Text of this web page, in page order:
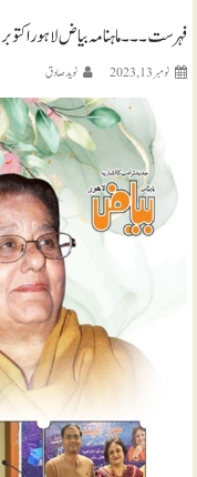
فہرست ۔۔۔ ماہنامہ بیاض لاہور اکتوبر 2023
نومبر 13, 2023 نويد صادق